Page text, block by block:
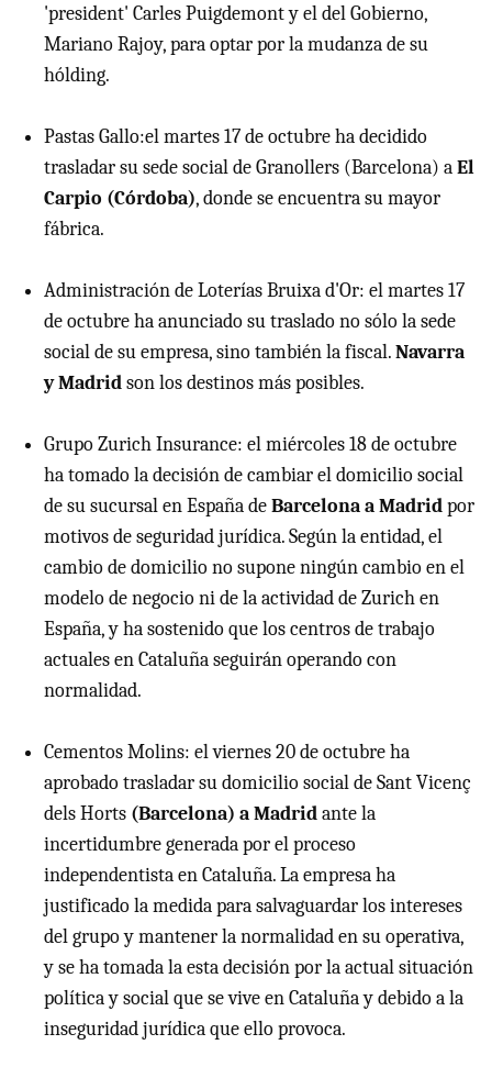
'president' Carles Puigdemont y el del Gobierno,
Mariano Rajoy, para optar por la mudanza de su
hólding.
Pastas Gallo:el martes 17 de octubre ha decidido
trasladar su sede social de Granollers (Barcelona) aEl
Carpio (Córdoba), donde se encuentra su mayor
fábrica.
Administración de Loterías Bruixa d'Or: el martes 17
de octubre ha anunciado su traslado no sólo la sede
social de su empresa, sino también la fiscal.Navarra
y Madridson los destinos más posibles.
Grupo Zurich Insurance: el miércoles 18 de octubre
ha tomado la decisión de cambiar el domicilio social
de su sucursal en España deBarcelona a Madridpor
motivos de seguridad jurídica. Según la entidad, el
cambio de domicilio no supone ningún cambio en el
modelo de negocio ni de la actividad de Zurich en
España, y ha sostenido que los centros de trabajo
actuales en Cataluña seguirán operando con
normalidad.
Cementos Molins: el viernes 20 de octubre ha
aprobado trasladar su domicilio social de Sant Vicenç
dels Horts (Barcelona) a Madridante la
incertidumbre generada por el proceso
independentista en Cataluña. La empresa ha
justificado la medida para salvaguardar los intereses
del grupo y mantener la normalidad en su operativa,
y se ha tomada la esta decisión por la actual situación
política y social que se vive en Cataluña y debido a la
inseguridad jurídica que ello provoca.